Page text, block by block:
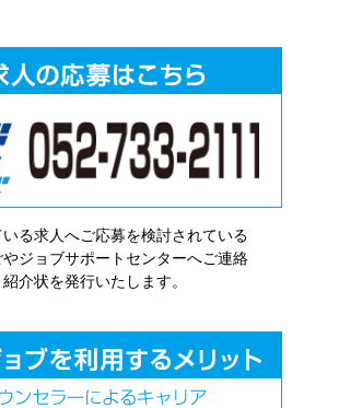
る求人へご応募を検討されている
ジョブサポートセンターへご連絡
介状を発行いたします。